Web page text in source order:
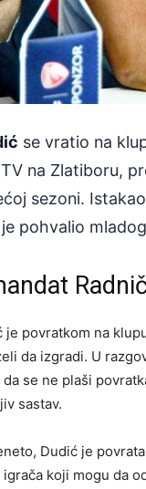
se vratio na
na Zlatiboru,
sezoni.
pohvalio
je povratkom na
da izgradi. U
se ne plaši
sastav.
Dudić je
igrača koji mogu da